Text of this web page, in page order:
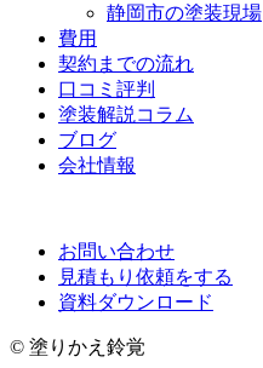
静岡市の塗装現場
費用
契約までの流れ
口コミ評判
塗装解説コラム
ブログ
会社情報
お問い合わせ
見積もり依頼をする
資料ダウンロード
© 塗りかえ鈴覚